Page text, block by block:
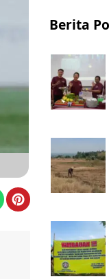
Berita